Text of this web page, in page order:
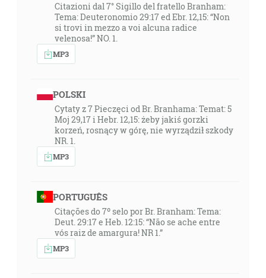
Citazioni dal 7° Sigillo del fratello Branham:
Tema: Deuteronomio 29:17 ed Ebr. 12,15: “Non
si trovi in ​​mezzo a voi alcuna radice
velenosa!” NO. 1.
MP3
POLSKI
Cytaty z 7 Pieczęci od Br. Branhama: Temat: 5
Moj 29,17 i Hebr. 12,15: żeby jakiś gorzki
korzeń, rosnący w górę, nie wyrządził szkody
NR. 1.
MP3
PORTUGUÊS
Citações do 7º selo por Br. Branham: Tema:
Deut. 29:17 e Heb. 12:15: “Não se ache entre
vós raiz de amargura! NR 1.”
MP3